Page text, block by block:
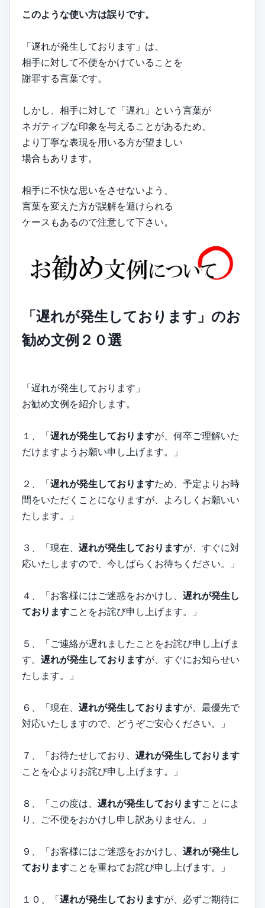
このような使い方は誤りです。
「遅れが発生しております」は、
相手に対して不便をかけていることを
謝罪する言葉です。
しかし、相手に対して「遅れ」という言葉が
ネガティブな印象を与えることがあるため、
より丁寧な表現を用いる方が望ましい
場合もあります。
相手に不快な思いをさせないよう、
言葉を変えた方が誤解を避けられる
ケースもあるので注意して下さい。
「遅れが発生しております」のお
勧め文例２０選
「遅れが発生しております」
お勧め文例を紹介します。
１、「遅れが発生しておりますが、何卒ご理解いた
だけますようお願い申し上げます。」
２、「遅れが発生しておりますため、予定よりお時
間をいただくことになりますが、よろしくお願いい
たします。」
３、「現在、 遅れが発生しておりますが、すぐに対
応いたしますので、今しばらくお待ちください。」
４、「お客様にはご迷惑をおかけし、 遅れが発生し
ておりますことをお詫び申し上げます。」
５、「ご連絡が遅れましたことをお詫び申し上げま
す。 遅れが発生しておりますが、すぐにお知らせい
たします。」
６、「現在、 遅れが発生しておりますが、最優先で
対応いたしますので、どうぞご安心ください。」
７、「お待たせしており、 遅れが発生しております
ことを心よりお詫び申し上げます。」
８、「この度は、 遅れが発生しておりますことによ
り、ご不便をおかけし申し訳ありません。」
９、「お客様にはご迷惑をおかけし、 遅れが発生し
ておりますことを重ねてお詫び申し上げます。」
１０、「遅れが発生しておりますが、必ずご期待に